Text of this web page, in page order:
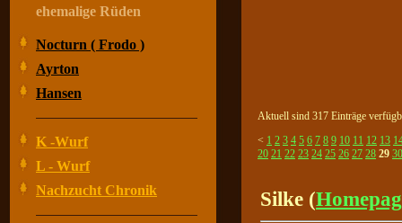
ehemalige Rüden
Nocturn ( Frodo )
Ayrton
Hansen
K -Wurf
L - Wurf
Nachzucht Chronik
Aktuell sind 317 Einträge
< 1 2 3 4 5 6 7 8 9 10 11 12 13
20 21 22 23 24 25 26 27 28 29 30
Silke (